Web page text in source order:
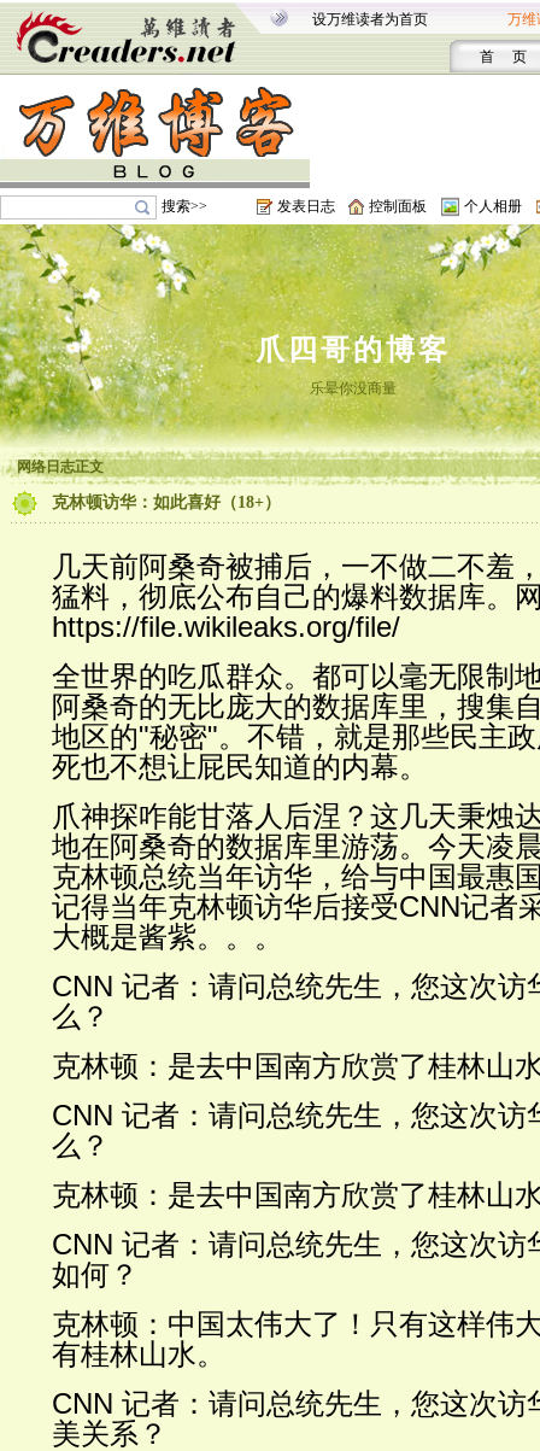
设万维读者为首页 万维
首 页
搜索>> 发表日志 控制面板 个人相册
爪四哥的博客
乐晕你没商量
网络日志正文
克林顿访华：如此喜好（18+）
几天前阿桑奇被捕后，一不做二不羞
猛料， 彻底公布自己的爆料数据库。
https://file.wikileaks.org/file/
全世界的吃瓜群众。 都可以毫无限制
阿桑奇的无比庞大的数据库里， 搜集
地区的"秘密"。不错，就是那些民主
死也不想让屁民知道的内幕。
爪神探咋能甘落人后涅？这几天秉烛
地在阿桑奇的数据库里游荡。今天凌
克林顿总统当年访华，给与中国最惠
记得当年克林顿访华后接受CNN记者
大概是酱紫。。。
CNN 记者：请问总统先生，您这次访
么？
克林顿：是去中国南方欣赏了桂林山
CNN 记者：请问总统先生， 您这次访
么？
克林顿：是去中国南方欣赏了桂林山
CNN 记者：请问总统先生， 您这次访
如何 ？
克林顿：中国太伟大了！只有这样伟
有桂林山水。
CNN 记者：请问总统先生， 您这次访
美关系？